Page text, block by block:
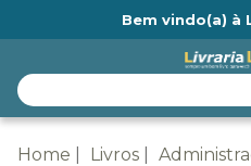
Bem vindo(a) à
Home Livros